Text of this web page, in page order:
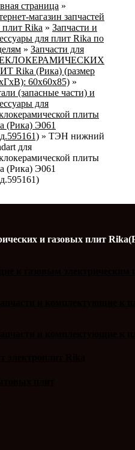
страница »
магазин запчастей
плит Rika » Запчасти и
для плит Rika по
» Запчасти для
Rika (Рика) (размер
60x60x85) »
(запасные части) и
для
плиты
(Рика) Э061
» ТЭН нижний
для
плиты
(Рика) Э061
и газовых плит